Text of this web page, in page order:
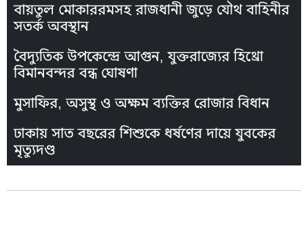
বায়তুল মোকাররমসহ রাজধানী জুড়ে যৌথ বাহিনীর
সতর্ক অবস্থান
বৈদ্যুতিক উপকেন্দ্রে আগুন, যুক্তরাজ্যের হিথ্রো
বিমানবন্দর বন্ধ ঘোষণা
মুসাফির, অসুস্থ ও অক্ষম ব্যক্তির রোজার বিধান
ঢাকায় সাত বছরের শিশুকে ধর্ষণের দায়ে যুবকের
মৃত্যুদণ্ড